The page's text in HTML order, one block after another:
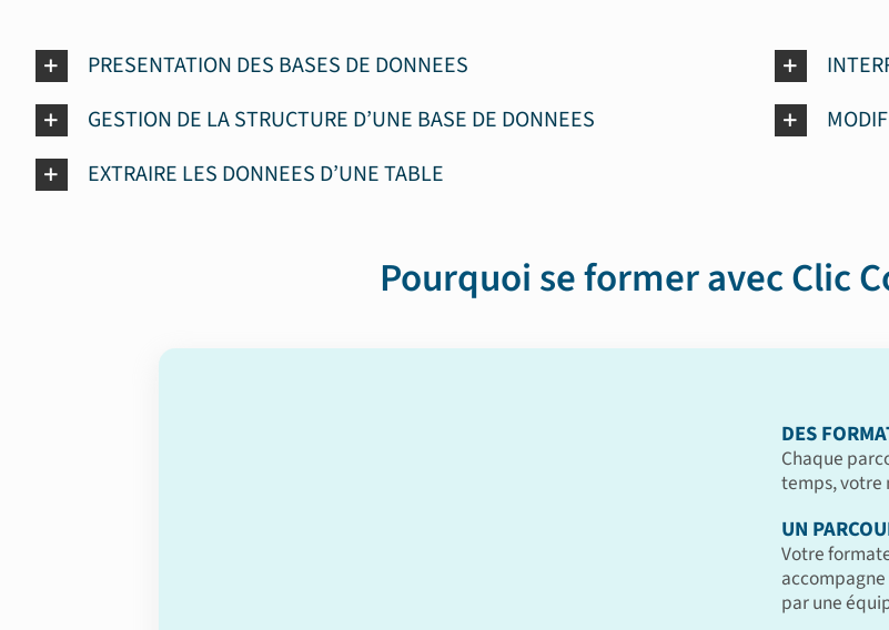
PRESENTATION DES BASES DE DONNEES
GESTION DE LA STRUCTURE D’UNE BASE DE DONNEES
EXTRAIRE LES DONNEES D’UNE TABLE
Pourquoi se former avec Clic
DES
Chaque
temps, votre
UN
Votre
par une